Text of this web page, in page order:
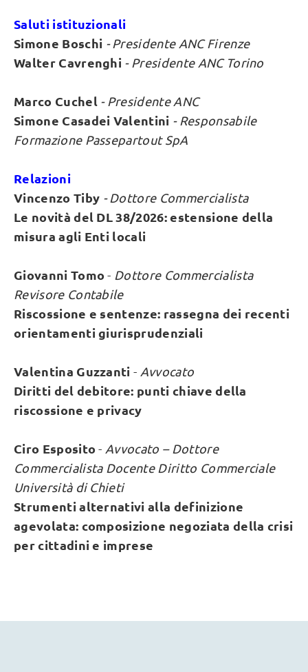
Saluti istituzionali
Simone Boschi - Presidente ANC Firenze
Walter Cavrenghi - Presidente ANC Torino
Marco Cuchel - Presidente ANC
Simone Casadei Valentini - Responsabile
Formazione Passepartout SpA
Relazioni
Vincenzo Tiby -Dottore Commercialista
Le novità del DL 38/2026: estensione della
misura agli Enti locali
Giovanni Tomo- Dottore Commercialista
Revisore Contabile
Riscossione e sentenze: rassegna dei recenti
orientamenti giurisprudenziali
Valentina Guzzanti - Avvocato
Diritti del debitore: punti chiave della
riscossione e privacy
Ciro Esposito - Avvocato – Dottore
Commercialista Docente Diritto Commerciale
Università di Chieti
Strumenti alternativi alla definizione
agevolata: composizione negoziata della crisi
per cittadini e imprese